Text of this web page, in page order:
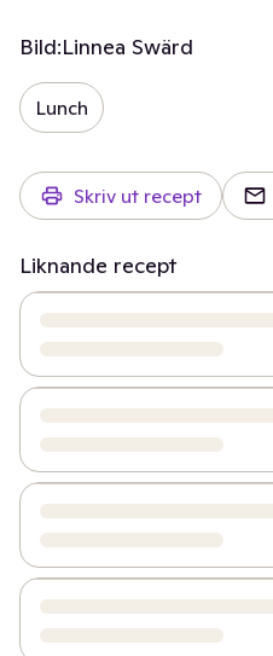
Bild:Linnea Swärd
Lunch
Skriv ut recept
Liknande recept